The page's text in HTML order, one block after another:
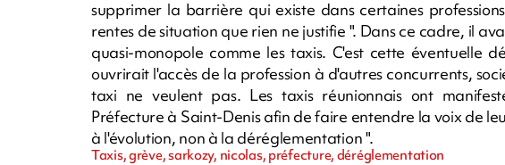
supprimer la barrière qui existe dans certaines
rentes de situation que rien ne justifie ". Dans ce cadre, il
quasi-monopole comme les taxis. C'est cette éventuelle
ouvrirait l'accès de la profession à d'autres concurrents,
taxi ne veulent pas. Les taxis réunionnais ont
Préfecture à Saint-Denis afin de faire entendre la voix de
à l'évolution, non à la déréglementation ".
Taxis, grève, sarkozy, nicolas, préfecture, déréglementation